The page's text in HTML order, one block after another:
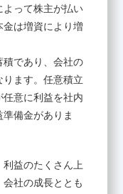
よって株主が払い
金は増資により増
積であり、会社の
ます。任意積立
意に利益を社内
備金がありま
益のたくさん上
社の成長ととも